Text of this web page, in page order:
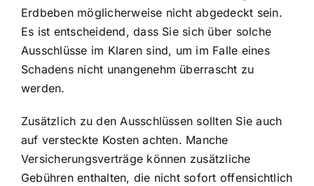
Erdbeben möglicherweise nicht abgedeckt sein.
Es ist entscheidend, dass Sie sich über solche
Ausschlüsse im Klaren sind, um im Falle eines
Schadens nicht unangenehm überrascht zu
werden.
Zusätzlich zu den Ausschlüssen sollten Sie auch
auf versteckte Kosten achten. Manche
Versicherungsverträge können zusätzliche
Gebühren enthalten, die nicht sofort offensichtlich